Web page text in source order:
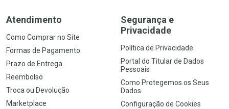
Atendimento
Como Comprar no Site
Formas de Pagamento
Prazo de Entrega
Reembolso
Troca ou Devolução
Marketplace
Segurança e
Privacidade
Política de Privacidade
Portal do Titular de Dados
Pessoais
Como Protegemos os Seus
Dados
Configuração de Cookies